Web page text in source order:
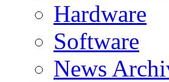
Hardware
Software
News